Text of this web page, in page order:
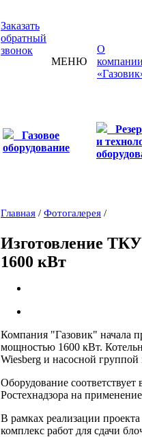
Заказать
обратный
звонок
МЕНЮ
О
Газовое
оборудование
и
Главная / Фотогалерея /
Изготовление
1600 кВт
Компания "Газовик" начала
мощностью 1600 кВт.
Wiesberg и насосной
Оборудование соответствует
Ростехнадзора на
В рамках реализации
комплекс работ для сдачи